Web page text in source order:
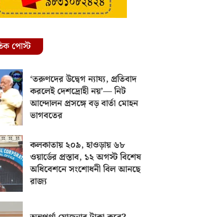
পোস্ট
‘তরুণদের উদ্বেগ ন্যায্য, প্রতিবাদ
করলেই দেশদ্রোহী নয়’— নিট
আন্দোলন প্রসঙ্গে বড় বার্তা মোহন
ভাগবতের
কলকাতায় ২০৯, হাওড়ায় ৬৮
ওয়ার্ডের প্রস্তাব, ১২ অগস্ট বিশেষ
অধিবেশনে সংশোধনী বিল আনছে
রাজ্য